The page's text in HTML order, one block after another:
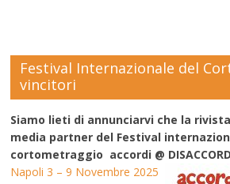
Festival Internazionale del
vincitori
Siamo lieti di annunciarvi che la
media partner del Festival
cortometraggio accordi @
Napoli 3 – 9 Novembre 2025